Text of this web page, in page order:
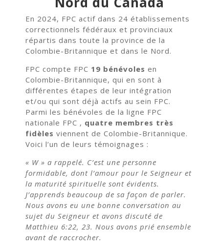
En 2024, FPC actif dans 24 établissements
correctionnels fédéraux et provinciaux
répartis dans toute la province de la
Colombie-Britannique et dans le Nord.
FPC compte FPC 19 bénévoles en
Colombie-Britannique, qui en sont à
différentes étapes de leur intégration
et/ou qui sont déjà actifs au sein FPC.
Parmi les bénévoles de la ligne FPC
nationale FPC , quatre membres très
fidèles viennent de Colombie-Britannique.
Voici l’un de leurs témoignages :
« W » a rappelé. C’est une personne
formidable, dont l’amour pour le Seigneur et
la maturité spirituelle sont évidents.
J’apprends beaucoup de sa façon de parler.
Nous avons eu une bonne conversation au
sujet du Seigneur et avons discuté de
Matthieu 6:22, 23. Nous avons prié ensemble
avant de raccrocher.